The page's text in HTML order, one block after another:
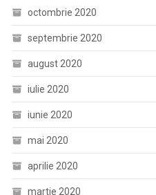
octombrie 2020
septembrie 2020
august 2020
iulie 2020
iunie 2020
mai 2020
aprilie 2020
martie 2020